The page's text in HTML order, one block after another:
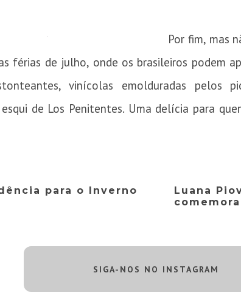
Por fim, mas
férias de julho, onde os brasileiros podem
vinícolas emolduradas pelos
de Los Penitentes. Uma delícia para
para o Inverno
Luana
SIGA-NOS NO INSTAGRAM